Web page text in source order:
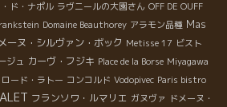
ド・ナポル ラヴニールの大園さん OFF DE OUFF
Domaine Beauthorey アラモン品種 Mas
ーヌ・シルヴァン・ボック Metisse 17 ビスト
ジュ カーヴ・フジキ Place de la Borse Miyagawa
ード・ラトー コンコルド Vodopivec Paris bistro
フランソワ・ルマリエ ガヌヴァ ドメーヌ・